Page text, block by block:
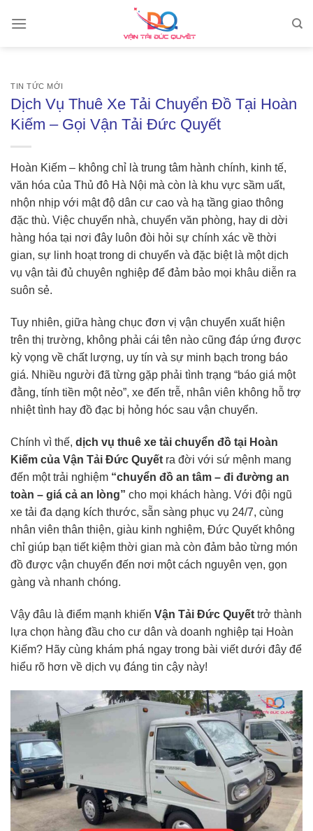
TIN TỨC MỚI
Dịch Vụ Thuê Xe Tải Chuyển Đồ Tại Hoàn
Kiếm – Gọi Vận Tải Đức Quyết
Hoàn Kiếm – không chỉ là trung tâm hành chính, kinh tế,
văn hóa của Thủ đô Hà Nội mà còn là khu vực sầm uất,
nhộn nhịp với mật độ dân cư cao và hạ tầng giao thông
đặc thù. Việc chuyển nhà, chuyển văn phòng, hay di dời
hàng hóa tại nơi đây luôn đòi hỏi sự chính xác về thời
gian, sự linh hoạt trong di chuyển và đặc biệt là một dịch
vụ vận tải đủ chuyên nghiệp để đảm bảo mọi khâu diễn ra
suôn sẻ.
Tuy nhiên, giữa hàng chục đơn vị vận chuyển xuất hiện
trên thị trường, không phải cái tên nào cũng đáp ứng được
kỳ vọng về chất lượng, uy tín và sự minh bạch trong báo
giá. Nhiều người đã từng gặp phải tình trạng “báo giá một
đằng, tính tiền một nẻo”, xe đến trễ, nhân viên không hỗ trợ
nhiệt tình hay đồ đạc bị hỏng hóc sau vận chuyển.
Chính vì thế, dịch vụ thuê xe tải chuyển đồ tại Hoàn
Kiếm của Vận Tải Đức Quyết ra đời với sứ mệnh mang
đến một trải nghiệm “chuyển đồ an tâm – đi đường an
toàn – giá cả an lòng” cho mọi khách hàng. Với đội ngũ
xe tải đa dạng kích thước, sẵn sàng phục vụ 24/7, cùng
nhân viên thân thiện, giàu kinh nghiệm, Đức Quyết không
chỉ giúp bạn tiết kiệm thời gian mà còn đảm bảo từng món
đồ được vận chuyển đến nơi một cách nguyên vẹn, gọn
gàng và nhanh chóng.
Vậy đâu là điểm mạnh khiến Vận Tải Đức Quyết trở thành
lựa chọn hàng đầu cho cư dân và doanh nghiệp tại Hoàn
Kiếm? Hãy cùng khám phá ngay trong bài viết dưới đây để
hiểu rõ hơn về dịch vụ đáng tin cậy này!